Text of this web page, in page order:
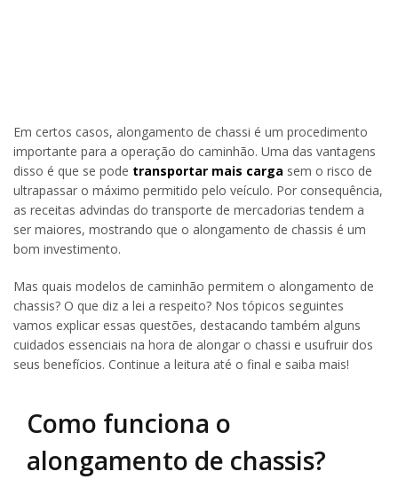
Em certos casos, alongamento de chassi é um procedimento
importante para a operação do caminhão. Uma das vantagens
disso é que se pode transportar mais carga sem o risco de
ultrapassar o máximo permitido pelo veículo. Por consequência,
as receitas advindas do transporte de mercadorias tendem a
ser maiores, mostrando que o alongamento de chassis é um
bom investimento.
Mas quais modelos de caminhão permitem o alongamento de
chassis? O que diz a lei a respeito? Nos tópicos seguintes
vamos explicar essas questões, destacando também alguns
cuidados essenciais na hora de alongar o chassi e usufruir dos
seus benefícios. Continue a leitura até o final e saiba mais!
Como funciona o
alongamento de chassis?